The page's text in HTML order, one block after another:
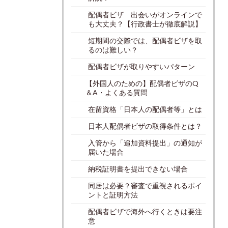
配偶者ビザ 出会いがオンラインで
も大丈夫？【行政書士が徹底解説】
短期間の交際では、配偶者ビザを取
るのは難しい？
配偶者ビザが取りやすいパターン
【外国人のための】配偶者ビザのQ
＆A・よくある質問
在留資格「日本人の配偶者等」とは
日本人配偶者ビザの取得条件とは？
入管から「追加資料提出」の通知が
届いた場合
納税証明書を提出できない場合
同居は必要？審査で重視されるポイ
ントと証明方法
配偶者ビザで海外へ行くときは要注
意